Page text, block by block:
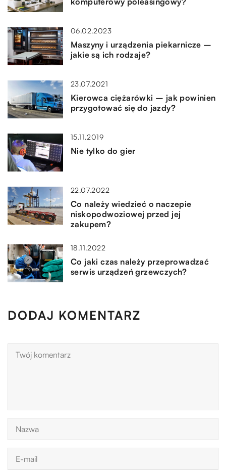
06.02.2023
Maszyny i urządzenia piekarnicze –
jakie są ich rodzaje?
23.07.2021
Kierowca ciężarówki – jak powinien
przygotować się do jazdy?
15.11.2019
Nie tylko do gier
22.07.2022
Co należy wiedzieć o naczepie
niskopodwoziowej przed jej
zakupem?
18.11.2022
Co jaki czas należy przeprowadzać
serwis urządzeń grzewczych?
DODAJ KOMENTARZ